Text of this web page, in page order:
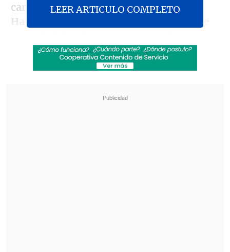
carreras Fórmula 1 y sigue a"Sonny
Hayes"
entrenar a un nuevo recluta.
Teletón 2026: Conoce la fecha, el nuevo lema
LEER ARTICULO COMPLETO